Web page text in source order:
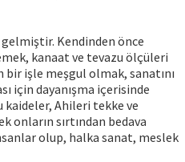
Kendinden önce
kanaat ve tevazu ölçüleri
işle meşgul olmak, sanatını
için dayanışma içerisinde
Ahileri tekke ve
onların sırtından bedava
olup, halka sanat, meslek